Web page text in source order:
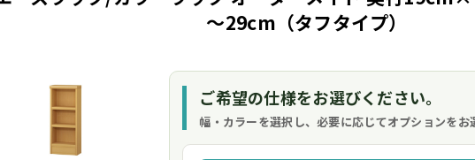
～29cm（タフタイプ）
ご希望の仕様をお選びください。
幅・カラーを選択し、必要に応じてオプションをお